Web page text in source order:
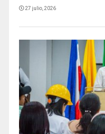
27 julio, 2026